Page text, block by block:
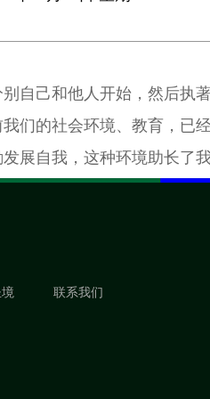
自己和他人开始，然后执
们的社会环境、教育，已
展自我，这种环境助长了
联系我们